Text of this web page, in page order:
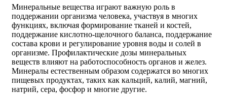
Минеральные вещества играют важную роль в
поддержании организма человека, участвуя в многих
функциях, включая формирование тканей и костей,
поддержание кислотно-щелочного баланса, поддержание
состава крови и регулирование уровня воды и солей в
организме. Профилактические дозы минеральных
веществ влияют на работоспособность органов и желез.
Минералы естественным образом содержатся во многих
пищевых продуктах, таких как кальций, калий, магний,
натрий, сера, фосфор и многие другие.